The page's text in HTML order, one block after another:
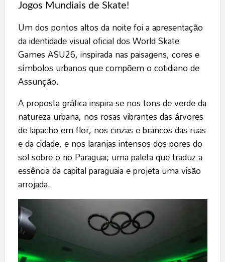
Jogos Mundiais de Skate!
Um dos pontos altos da noite foi a apresentação
da identidade visual oficial dos World Skate
Games ASU26, inspirada nas paisagens, cores e
símbolos urbanos que compõem o cotidiano de
Assunção.
A proposta gráfica inspira-se nos tons de verde da
natureza urbana, nos rosas vibrantes das árvores
de lapacho em flor, nos cinzas e brancos das ruas
e da cidade, e nos laranjas intensos dos pores do
sol sobre o rio Paraguai; uma paleta que traduz a
essência da capital paraguaia e projeta uma visão
arrojada.